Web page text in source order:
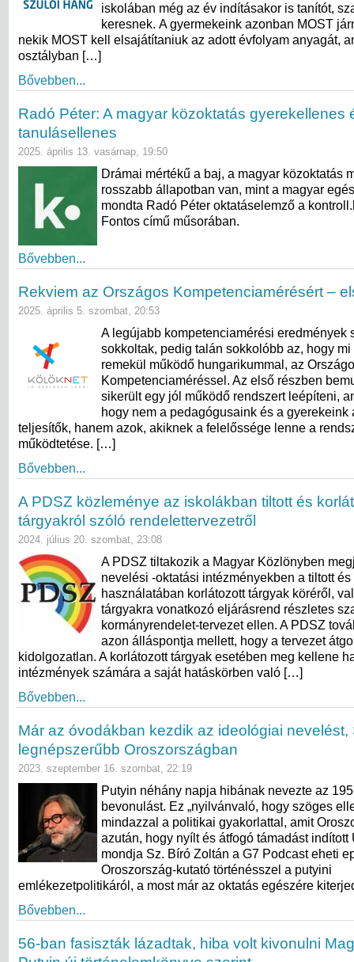
iskolában még az év indításakor is tanítót,
keresnek. A gyermekeink azonban MOST
nekik MOST kell elsajátítaniuk az adott évfolyam anyagát,
osztályban […]
Bővebben...
Radó Péter: A magyar közoktatás gyerekellenes
tanulásellenes
2025. április 13. vasárnap, 19:50
Drámai mértékű a baj, a magyar közoktatás
rosszabb állapotban van, mint a magyar
mondta Radó Péter oktatáselemző a
Fontos című műsorában.
Bővebben...
Rekviem az Országos Kompetenciamérésért –
2025. április 5. szombat, 20:53
A legújabb kompetenciamérési eredmények
sokkoltak, pedig talán sokkolóbb az, hogy mi
remekül működő hungarikummal, az
Kompetenciaméréssel. Az első részben
sikerült egy jól működő rendszert leépíteni,
hogy nem a pedagógusaink és a gyerekeink
teljesítők, hanem azok, akiknek a felelőssége lenne a
működtetése. […]
Bővebben...
A PDSZ közleménye az iskolákban tiltott és
tárgyakról szóló rendelettervezetről
2024. július 20. szombat, 23:08
A PDSZ tiltakozik a Magyar Közlönyben
nevelési -oktatási intézményekben a tiltott és
használatában korlátozott tárgyak köréről,
tárgyakra vonatkozó eljárásrend részletes
kormányrendelet-tervezet ellen. A PDSZ
azon álláspontja mellett, hogy a tervezet
kidolgozatlan. A korlátozott tárgyak esetében meg kellene
intézmények számára a saját hatáskörben való […]
Bővebben...
Már az óvodákban kezdik az ideológiai nevelést,
legnépszerűbb Oroszországban
2023. szeptember 16. szombat, 22:19
Putyin néhány napja hibának nevezte az
bevonulást. Ez „nyilvánvaló, hogy szöges
mindazzal a politikai gyakorlattal, amit
azután, hogy nyílt és átfogó támadást indított
mondja Sz. Bíró Zoltán a G7 Podcast eheti
Oroszország-kutató történésszel a putyini
emlékezetpolitikáról, a most már az oktatás egészére
Bővebben...
56-ban fasiszták lázadtak, hiba volt kivonulni